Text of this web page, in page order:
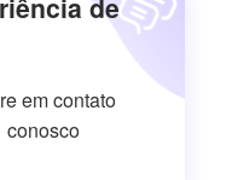
de
em contato
conosco